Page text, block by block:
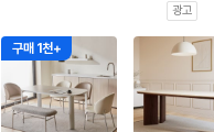
광고
구매 1천+